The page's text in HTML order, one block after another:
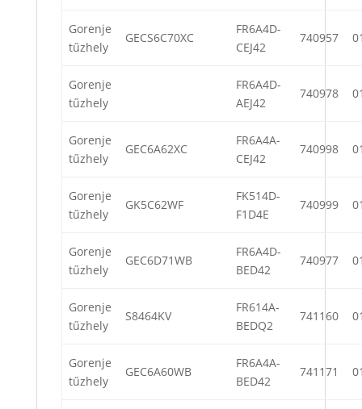
Gorenje
tűzhely
GECS6C70XC
FR6A4D-
CEJ42
740957
Gorenje
tűzhely
FR6A4D-
AEJ42
740978
Gorenje
tűzhely
GEC6A62XC
FR6A4A-
CEJ42
740998
Gorenje
tűzhely
GK5C62WF
FK514D-
F1D4E
740999
Gorenje
tűzhely
GEC6D71WB
FR6A4D-
BED42
740977
Gorenje
tűzhely
S8464KV
FR614A-
BEDQ2
741160
Gorenje
tűzhely
GEC6A60WB
FR6A4A-
BED42
741171